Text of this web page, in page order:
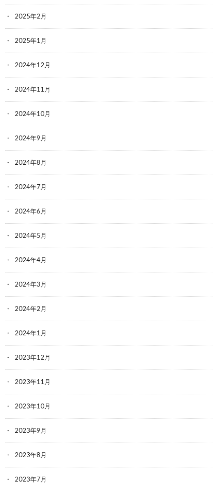
2025年2月
2025年1月
2024年12月
2024年11月
2024年10月
2024年9月
2024年8月
2024年7月
2024年6月
2024年5月
2024年4月
2024年3月
2024年2月
2024年1月
2023年12月
2023年11月
2023年10月
2023年9月
2023年8月
2023年7月